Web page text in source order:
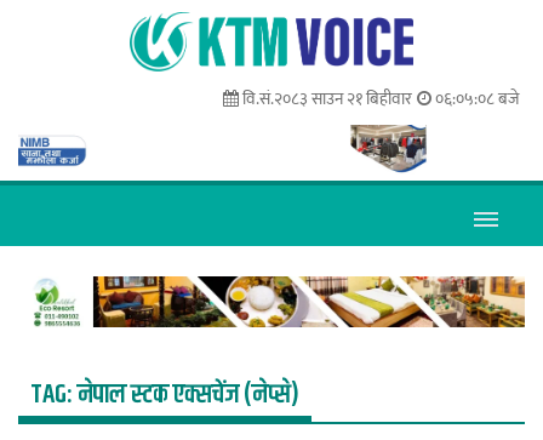
वि.सं.२०८३ साउन २१ बिहीवार ०६:०५:०८ बजे
TAG:नेपाल स्टक एक्सचेंज (नेप्से)